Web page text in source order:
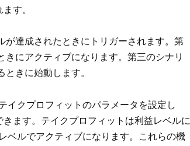
す。
達成されたときにトリガーされます。第
にアクティブになります。第三のシナリ
きに始動します。
イクプロフィットのパラメータを設定し
ます。テイクプロフィットは利益レベルに
ベルでアクティブになります。これらの機